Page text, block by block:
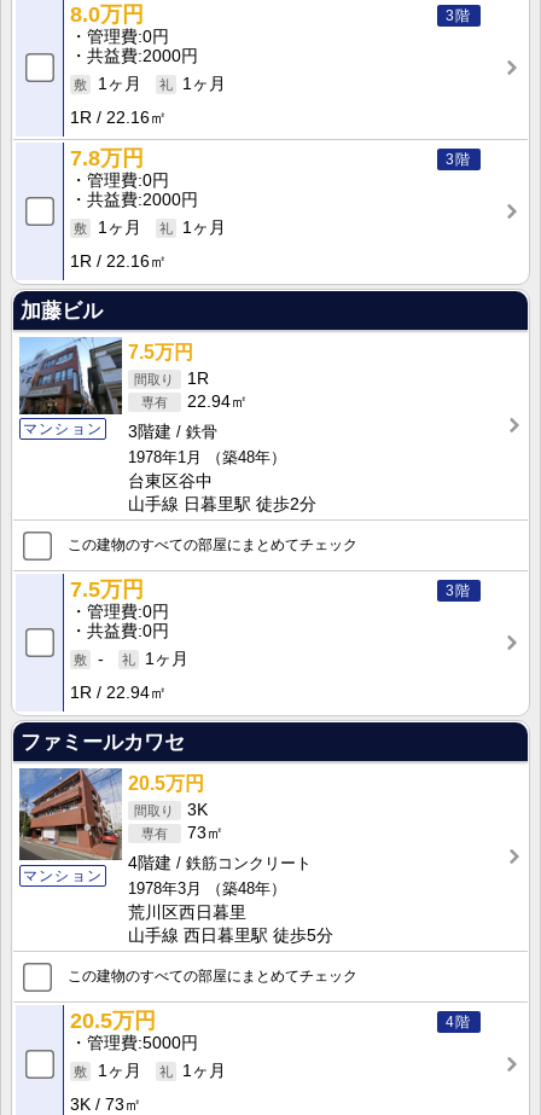
3階
8.0万円
管理費 0円
共益費 2000円
1ヶ月
1ヶ月
1R
22.16㎡
3階
7.8万円
管理費 0円
共益費 2000円
1ヶ月
1ヶ月
1R
22.16㎡
加藤ビル
マンション
7.5万円
1R
22.94㎡
3階建
鉄骨
1978年1月
（築48年）
台東区谷中
山手線 日暮里駅 徒歩2分
この建物のすべての部屋にまとめてチェック
3階
7.5万円
管理費 0円
共益費 0円
-
1ヶ月
1R
22.94㎡
ファミールカワセ
マンション
20.5万円
3K
73㎡
4階建
鉄筋コンクリート
1978年3月
（築48年）
荒川区西日暮里
山手線 西日暮里駅 徒歩5分
この建物のすべての部屋にまとめてチェック
4階
20.5万円
管理費 5000円
1ヶ月
1ヶ月
3K
73㎡